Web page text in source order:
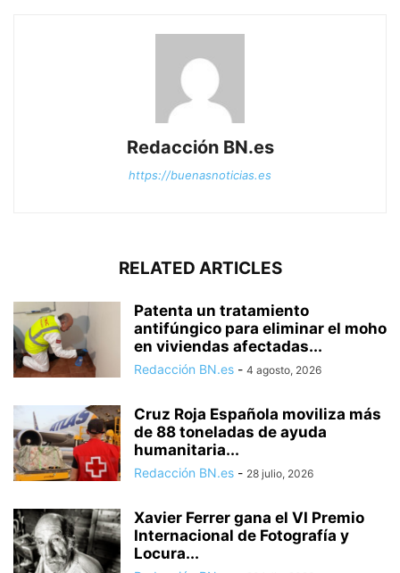
Redacción BN.es
https://buenasnoticias.es
RELATED ARTICLES
Patenta un tratamiento
antifúngico para eliminar el moho
en viviendas afectadas...
Redacción BN.es - 4 agosto, 2026
Cruz Roja Española moviliza más
de 88 toneladas de ayuda
humanitaria...
Redacción BN.es - 28 julio, 2026
Xavier Ferrer gana el VI Premio
Internacional de Fotografía y
Locura...